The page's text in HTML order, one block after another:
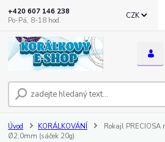
CZK
+420 607 146 238
Po-Pá, 8-18 hod.
Úvod KORÁLKOVÁNÍ
Rokajl PRECIOSA
Ø2,0mm (sáček 20g)